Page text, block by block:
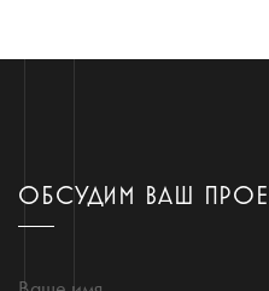
ОБСУДИМ ВАШ